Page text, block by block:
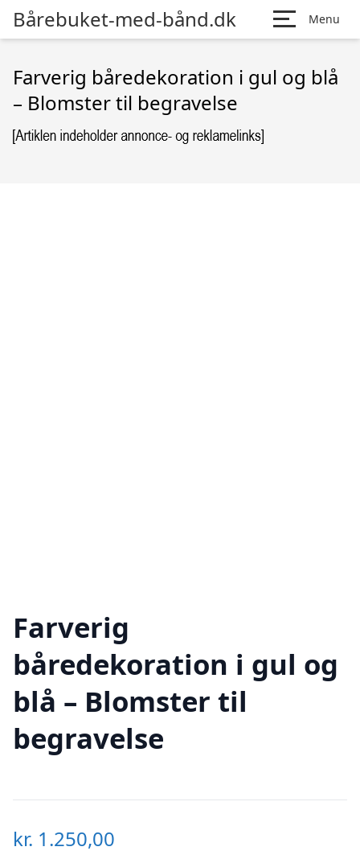
Bårebuket-med-bånd.dk Menu
Farverig båredekoration i gul og blå
– Blomster til begravelse
Farverig
båredekoration i gul og
blå – Blomster til
begravelse
kr. 1.250,00